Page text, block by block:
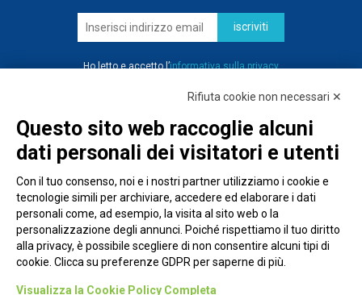
iscriviti
Ho letto e accetto l’informativa sulla privacy
Piazza Alessandria, 24 - 00198 Roma
Rifiuta cookie non necessari ✕
Questo sito web raccoglie alcuni
dati personali dei visitatori e utenti
Con il tuo consenso, noi e i nostri partner utilizziamo i cookie e
tecnologie simili per archiviare, accedere ed elaborare i dati
personali come, ad esempio, la visita al sito web o la
personalizzazione degli annunci. Poiché rispettiamo il tuo diritto
alla privacy, è possibile scegliere di non consentire alcuni tipi di
cookie. Clicca su preferenze GDPR per saperne di più.
Visualizza la Cookie Policy Completa